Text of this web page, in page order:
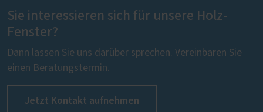
Sie interessieren sich für unsere Holz-
Fenster?
Dann lassen Sie uns darüber sprechen. Vereinbaren Sie
einen Beratungstermin.
Jetzt Kontakt aufnehmen